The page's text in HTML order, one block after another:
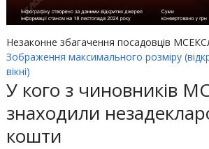
Незаконне збагачення посадовців МСЕК
Зображення максимального розміру
вікні)
У кого з чиновників
знаходили
кошти